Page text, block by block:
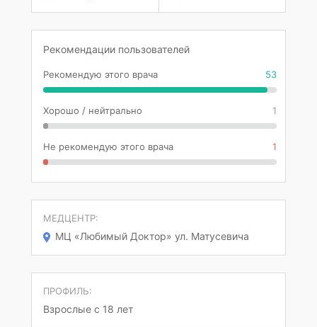
Рекомендации пользователей
Рекомендую этого врача 53
Хорошо / нейтрально 1
Не рекомендую этого врача 1
МЕДЦЕНТР:
МЦ «Любимый Доктор» ул. Матусевича
ПРОФИЛЬ:
Взрослые с 18 лет